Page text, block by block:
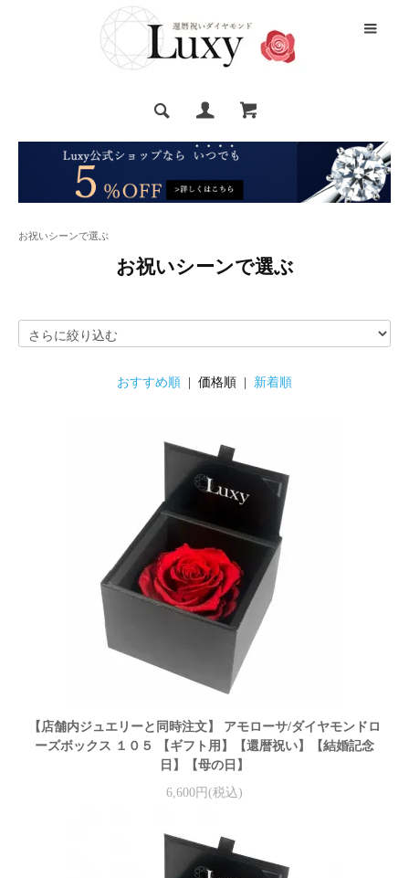
お祝いシーンで選ぶ
お祝いシーンで選ぶ
おすすめ順 | 価格順 | 新着順
【店舗内ジュエリーと同時注文】 アモローサ/ダイヤモンドロ
ーズボックス １０５ 【ギフト用】【還暦祝い】【結婚記念
日】【母の日】
6,600円(税込)